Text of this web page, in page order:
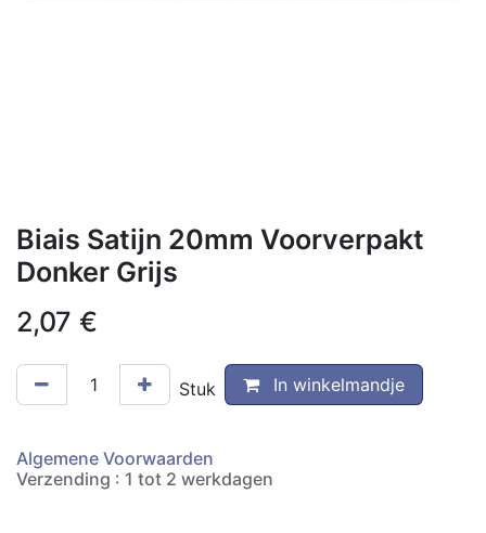
Biais Satijn 20mm Voorverpakt
Donker Grijs
2,07 €
Stuk In winkelmandje
Algemene Voorwaarden
Verzending : 1 tot 2 werkdagen